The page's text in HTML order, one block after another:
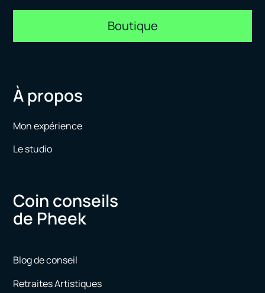
Boutique
À propos
Mon expérience
Le studio
Coin conseils
de Pheek
Blog de conseil
Retraites Artistiques